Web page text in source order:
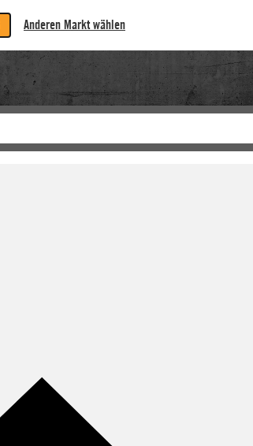
Anderen Markt wählen